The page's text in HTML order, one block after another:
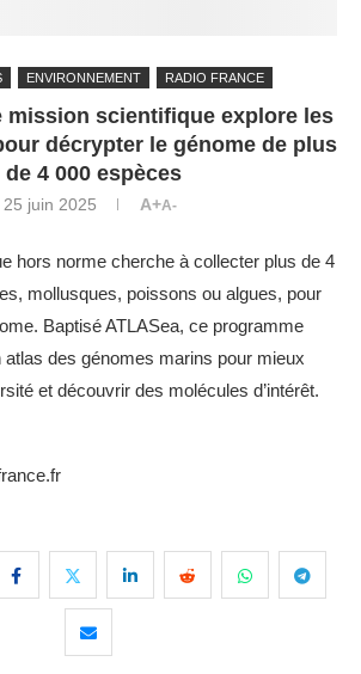
ENVIRONNEMENT RADIO FRANCE
mission scientifique explore les
décrypter le génome de plus
de 4 000 espèces
25 juin 2025 A+A-
hors norme cherche à collecter plus de 4
mollusques, poissons ou algues, pour
Baptisé ATLASea, ce programme
des génomes marins pour mieux
et découvrir des molécules d’intérêt.